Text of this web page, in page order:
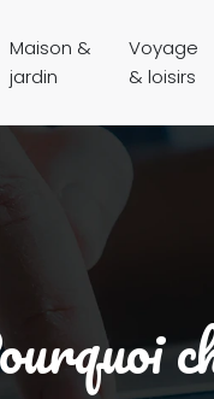
Maison &
jardin
Voyage
& loisirs